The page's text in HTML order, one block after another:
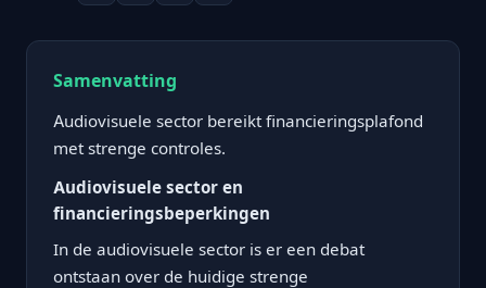
Samenvatting
Audiovisuele sector bereikt financieringsplafond
met strenge controles.
Audiovisuele sector en
financieringsbeperkingen
In de audiovisuele sector is er een debat
ontstaan over de huidige strenge